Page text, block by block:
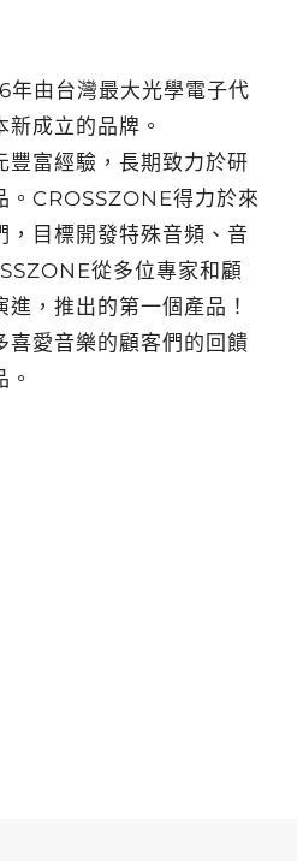
年由台灣最大光學電子代
成立的品牌。
豐富經驗，長期致力於研
。CROSSZONE得力於來
，目標開發特殊音頻、音
從多位專家和顧
，推出的第一個產品！
喜愛音樂的顧客們的回饋